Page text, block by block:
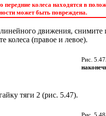
колеса находятся в
может быть повреждена.
движения,
колеса (правое и левое).
Рис. 5.47
тяги 2 (рис. 5.47).